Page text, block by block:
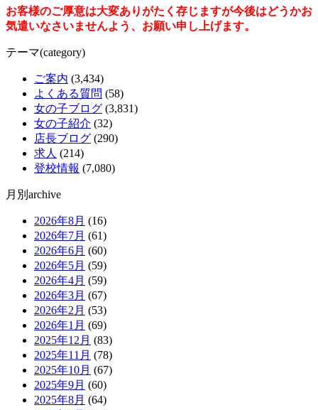
お客様のご厚意は大変ありがたく存じますが今後はどうかお
気遣いなさいませんよう、お願い申し上げます。
テーマ(category)
ご案内 (3,434)
よくある質問 (58)
女の子ブログ (3,831)
女の子紹介 (32)
店長ブログ (290)
求人 (214)
登校情報 (7,080)
月別archive
2026年8月 (16)
2026年7月 (61)
2026年6月 (60)
2026年5月 (59)
2026年4月 (59)
2026年3月 (67)
2026年2月 (53)
2026年1月 (69)
2025年12月 (83)
2025年11月 (78)
2025年10月 (67)
2025年9月 (60)
2025年8月 (64)